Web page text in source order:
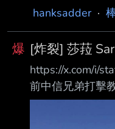
紅雀 █ AVG
12 52 ２.Ivan
.730 12 46 7 53
.351 .480 .831
hanksadder·
爆 [炸裂] 莎菈
https://x.com/i/
前中信兄弟打擊
出WPBL史上第